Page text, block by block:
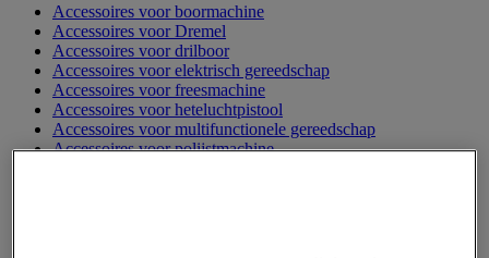
Accessoires voor boormachine
Accessoires voor Dremel
Accessoires voor drilboor
Accessoires voor elektrisch gereedschap
Accessoires voor freesmachine
Accessoires voor heteluchtpistool
Accessoires voor multifunctionele gereedschap
Accessoires voor polijstmachine